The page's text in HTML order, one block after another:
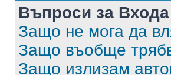
Въпроси за
Защо не мога да
Защо въобще
Защо излизам